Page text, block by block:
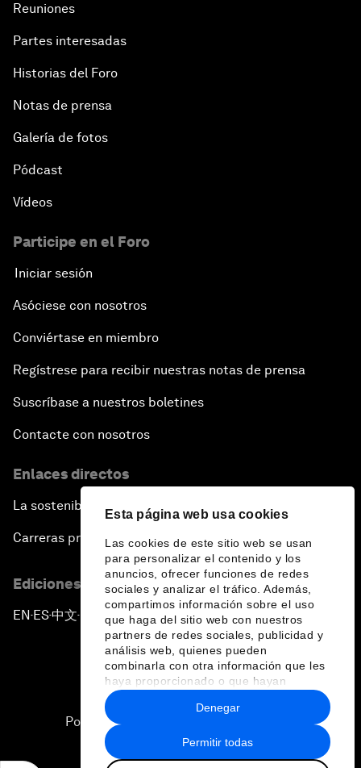
Esta página web usa cookies
Las cookies de este sitio web se usan
para personalizar el contenido y los
anuncios, ofrecer funciones de redes
sociales y analizar el tráfico. Además,
compartimos información sobre el uso
que haga del sitio web con nuestros
partners de redes sociales, publicidad y
análisis web, quienes pueden
combinarla con otra información que les
haya proporcionado o que hayan
recopilado a partir del uso que haya
hecho de sus servicios.
Permitir todas
Denegar
Reuniones
Partes interesadas
Historias del Foro
Notas de prensa
Galería de fotos
Pódcast
Vídeos
Participe en el Foro
Iniciar sesión
Asóciese con nosotros
Conviértase en miembro
Regístrese para recibir nuestras notas de prensa
Suscríbase a nuestros boletines
Contacte con nosotros
Enlaces directos
La sostenibilidad en el Foro
Carreras profesionales
Ediciones en otros idiomas
EN ▪ ES▪中文▪ 日本語
Política de privacidad y normas de uso